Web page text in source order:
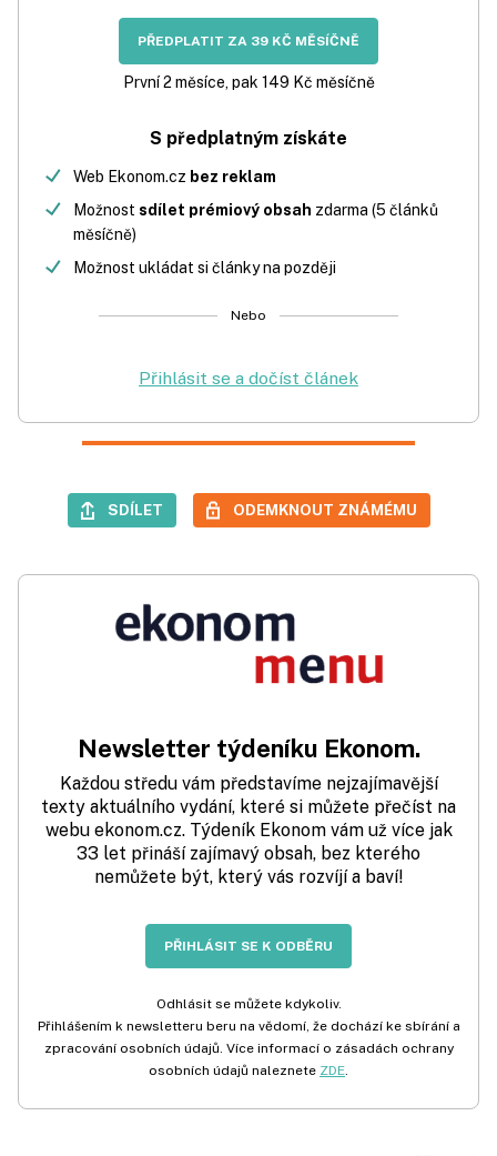
PŘEDPLATIT ZA 39 KČ MĚSÍČNĚ
První 2 měsíce, pak 149 Kč měsíčně
S předplatným získáte
Web Ekonom.cz bez reklam
Možnost sdílet prémiový obsah zdarma (5 článků
měsíčně)
Možnost ukládat si články na později
Nebo
Přihlásit se a dočíst článek
SDÍLET ODEMKNOUT ZNÁMÉMU
Newsletter týdeníku Ekonom.
Každou středu vám představíme nejzajímavější
texty aktuálního vydání, které si můžete přečíst na
webu ekonom.cz. Týdeník Ekonom vám už více jak
33 let přináší zajímavý obsah, bez kterého
nemůžete být, který vás rozvíjí a baví!
PŘIHLÁSIT SE K ODBĚRU
Odhlásit se můžete kdykoliv.
Přihlášením k newsletteru beru na vědomí, že dochází ke sbírání a
zpracování osobních údajů. Více informací o zásadách ochrany
osobních údajů naleznete ZDE.